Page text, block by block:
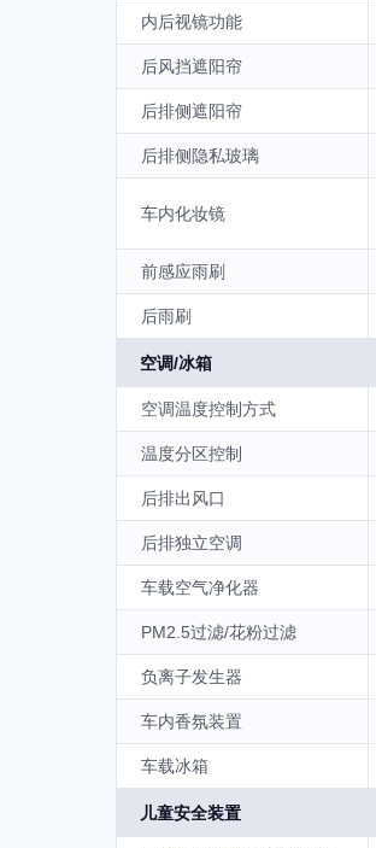
内后视镜功能
后风挡遮阳帘
后排侧遮阳帘
后排侧隐私玻璃
车内化妆镜
前感应雨刷
后雨刷
空调/冰箱
空调温度控制方式
温度分区控制
后排出风口
后排独立空调
车载空气净化器
PM2.5过滤/花粉过滤
负离子发生器
车内香氛装置
车载冰箱
儿童安全装置